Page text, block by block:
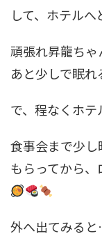
して、ホテル
頑張れ昇龍ちゃ
あと少しで眠
で、程なくホ
食事会まで少
もらってから
外へ出てみる